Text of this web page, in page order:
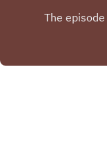
listar vi